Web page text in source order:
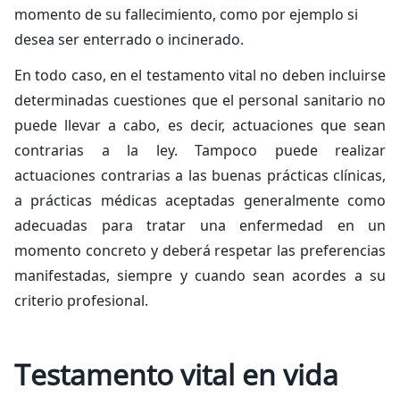
momento de su fallecimiento, como por ejemplo si
desea ser enterrado o incinerado.
En todo caso, en el testamento vital no deben incluirse
determinadas cuestiones que el personal sanitario no
puede llevar a cabo, es decir, actuaciones que sean
contrarias a la ley. Tampoco puede realizar
actuaciones contrarias a las buenas prácticas clínicas,
a prácticas médicas aceptadas generalmente como
adecuadas para tratar una enfermedad en un
momento concreto y deberá respetar las preferencias
manifestadas, siempre y cuando sean acordes a su
criterio profesional.
Testamento vital en vida